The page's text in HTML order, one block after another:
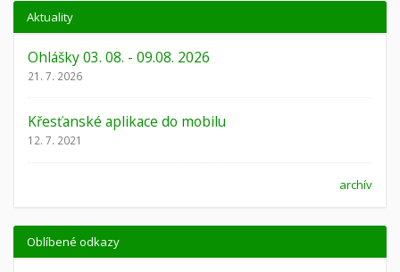
Aktuality
Ohlášky 03. 08. - 09.08. 2026
21. 7. 2026
Křesťanské aplikace do mobilu
12. 7. 2021
archív
Oblíbené odkazy